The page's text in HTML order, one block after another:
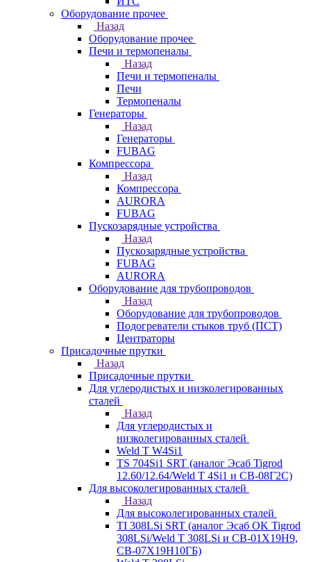
Оборудование прочее
Назад
Оборудование прочее
Печи и термопеналы
Назад
Печи и термопеналы
Печи
Термопеналы
Генераторы
Назад
Генераторы
FUBAG
Компрессора
Назад
Компрессора
AURORA
FUBAG
Пускозарядные устройства
Назад
Пускозарядные устройства
FUBAG
AURORA
Оборудование для трубопроводов
Назад
Оборудование для трубопроводов
Подогреватели стыков труб (ПСТ)
Центраторы
Присадочные прутки
Назад
Присадочные прутки
Для углеродистых и низколегированных
сталей
Назад
Для углеродистых и
низколегированных сталей
Weld T W4Si1
TS 704Si1 SRT (аналог Эсаб Tigrod
12.60/12.64/Weld T 4Si1 и СВ-08Г2С)
Для высоколегированных сталей
Назад
Для высоколегированных сталей
TI 308LSi SRT (аналог Эсаб OK Tigrod
308LSi/Weld T 308LSi и СВ-01Х19Н9,
СВ-07Х19Н10ГБ)